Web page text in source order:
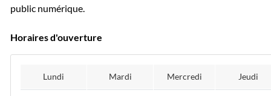
public numérique.
Horaires d'ouverture
Lundi Mardi Mercredi Jeudi